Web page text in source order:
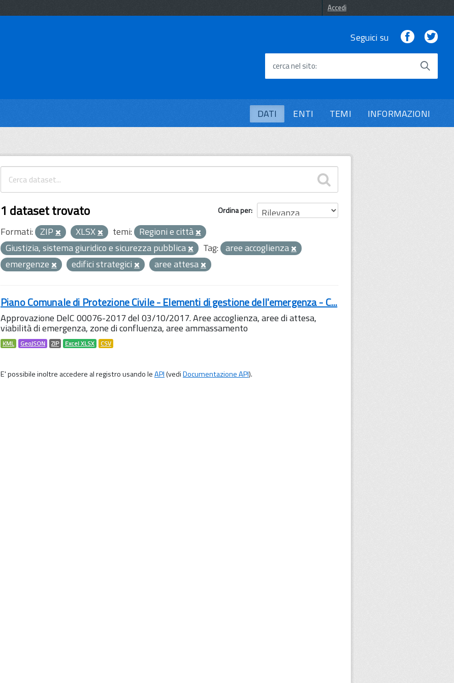
Accedi
Seguici su Facebook
cerca nel sito
DATI ENTI TEMI INFORMAZIONI
Ordina per
1 dataset trovato
Formati: ZIP XLSX temi: Regioni e città
Giustizia, sistema giuridico e sicurezza pubblica
Tag: aree accoglienza
emergenze
edifici strategici aree attesa
Piano Comunale di Protezione Civile - Elementi di gestione dell'emergenza - C...
Approvazione DelC 00076-2017 del 03/10/2017. Aree accoglienza, aree di attesa,
viabilità di emergenza, zone di confluenza, aree ammassamento
KML GeoJSON ZIP Excel XLSX CSV
E' possibile inoltre accedere al registro usando leAPI(vediDocumentazione API).